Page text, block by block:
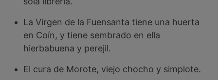
La Virgen de la Fuensanta tiene una huerta
en Coín, y tiene sembrado en ella
hierbabuena y perejil.
El cura de Morote, viejo chocho y simplote.